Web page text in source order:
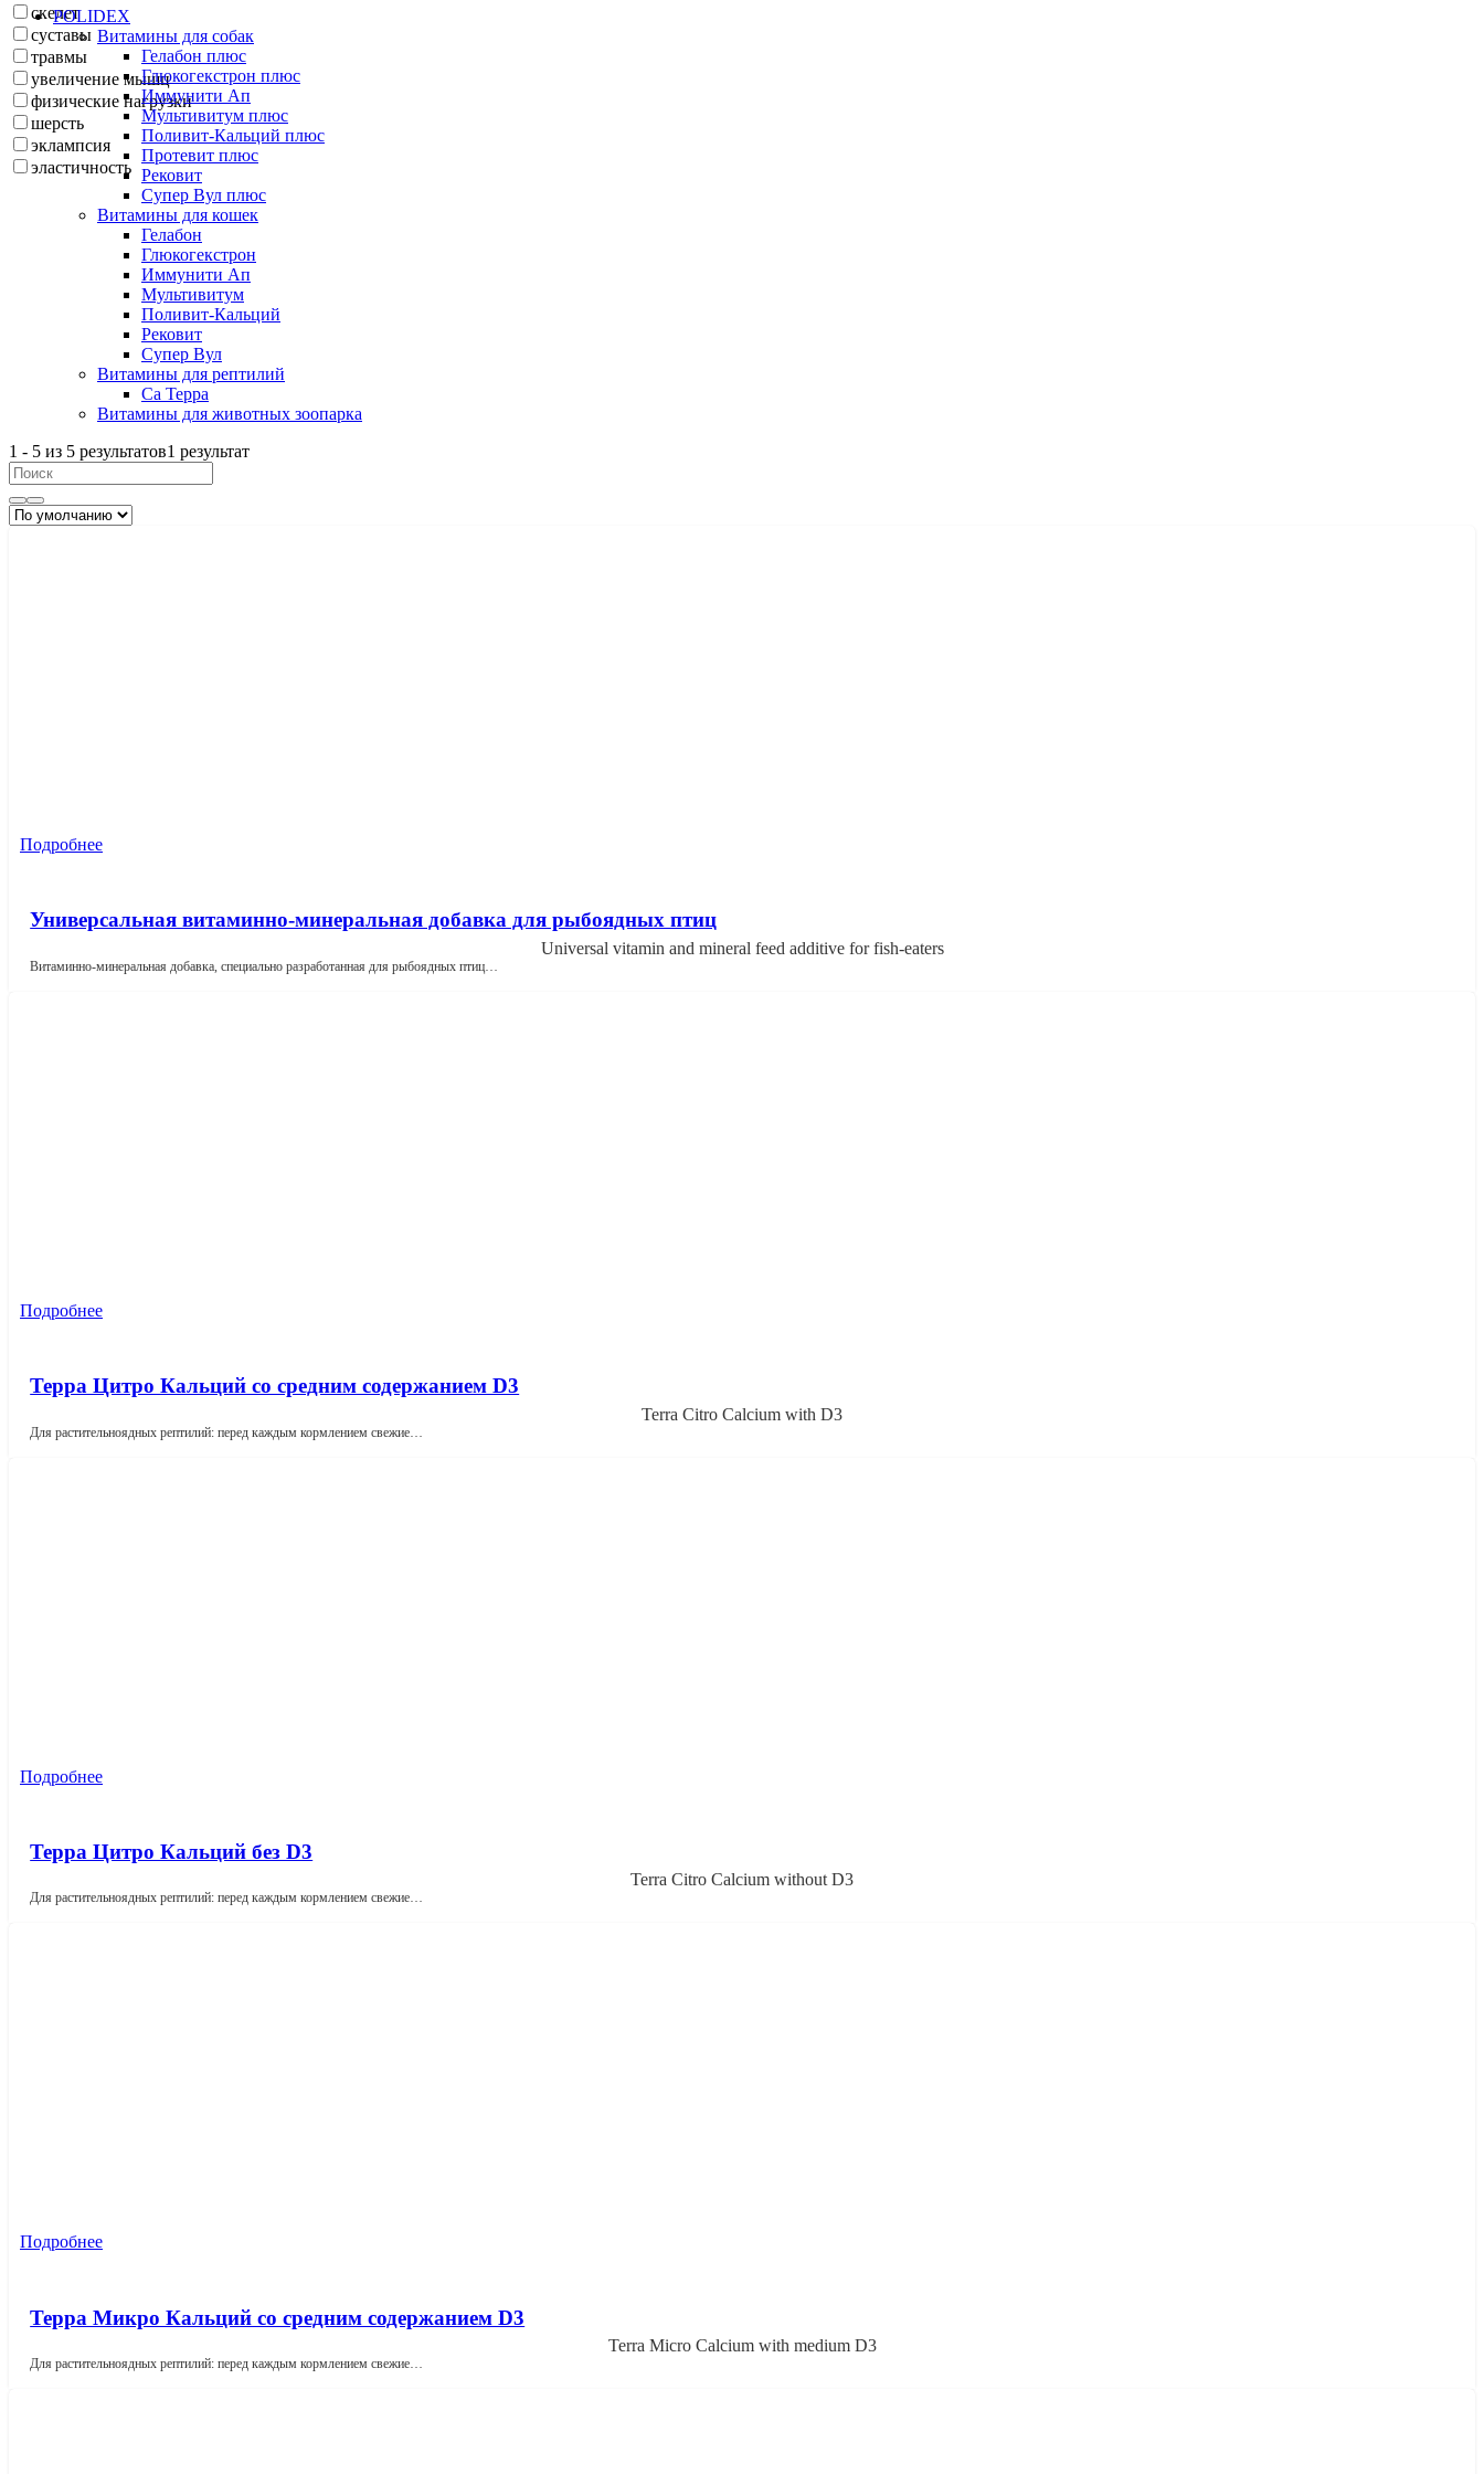
скелет
суставы
травмы
увеличение мышц
физические нагрузки
шерсть
эклампсия
эластичность
POLIDEX
Витамины для собак
Гелабон плюс
Глюкогекстрон плюс
Иммунити Ап
Мультивитум плюс
Поливит-Кальций плюс
Протевит плюс
Рековит
Супер Вул плюс
Витамины для кошек
Гелабон
Глюкогекстрон
Иммунити Ап
Мультивитум
Поливит-Кальций
Рековит
Супер Вул
Витамины для рептилий
Са Терра
Витамины для животных зоопарка
1 - 5 из 5 результатов1 результат
Подробнее
Универсальная витаминно-минеральная добавка для рыбоядных птиц
Universal vitamin and mineral feed additive for fish-eaters
Витаминно-минеральная добавка, специально разработанная для рыбоядных птиц…
Подробнее
Терра Цитро Кальций со средним содержанием D3
Terra Citro Calcium with D3
Для растительноядных рептилий: перед каждым кормлением свежие…
Подробнее
Терра Цитро Кальций без D3
Terra Citro Calcium without D3
Для растительноядных рептилий: перед каждым кормлением свежие…
Подробнее
Терра Микро Кальций cо средним содержанием D3
Terra Micro Calcium with medium D3
Для растительноядных рептилий: перед каждым кормлением свежие…